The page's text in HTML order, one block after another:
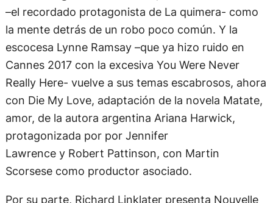
la mente detrás de un robo poco común. Y la
escocesa Lynne Ramsay –que ya hizo ruido en
Cannes 2017 con la excesiva You Were Never
Really Here- vuelve a sus temas escabrosos, ahora
con Die My Love, adaptación de la novela Matate,
amor, de la autora argentina Ariana Harwick,
protagonizada por por Jennifer
Lawrence y Robert Pattinson, con Martin
Scorsese como productor asociado.
Por su parte, Richard Linklater presenta Nouvelle
vague, su primera película hablada íntegramente